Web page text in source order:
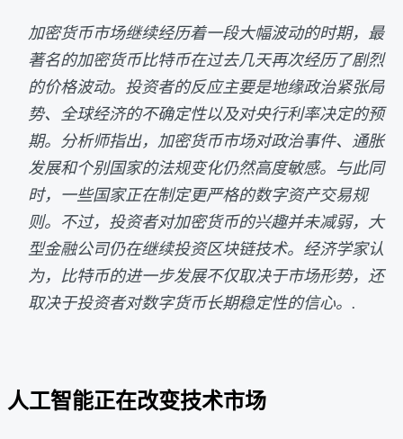
加密货币市场继续经历着一段大幅波动的时期，最
著名的加密货币比特币在过去几天再次经历了剧烈
的价格波动。投资者的反应主要是地缘政治紧张局
势、全球经济的不确定性以及对央行利率决定的预
期。分析师指出，加密货币市场对政治事件、通胀
发展和个别国家的法规变化仍然高度敏感。与此同
时，一些国家正在制定更严格的数字资产交易规
则。不过，投资者对加密货币的兴趣并未减弱，大
型金融公司仍在继续投资区块链技术。经济学家认
为，比特币的进一步发展不仅取决于市场形势，还
取决于投资者对数字货币长期稳定性的信心。.
人工智能正在改变技术市场